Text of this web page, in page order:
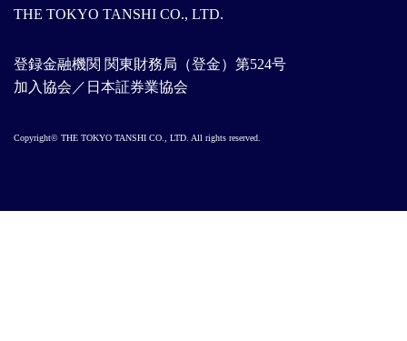
THE TOKYO TANSHI CO., LTD.
登録金融機関 関東財務局（登金）第524号
加入協会／日本証券業協会
Copyright© THE TOKYO TANSHI CO., LTD. All rights reserved.